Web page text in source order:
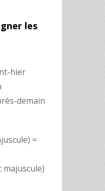
les
hier
demain
=
majuscule)